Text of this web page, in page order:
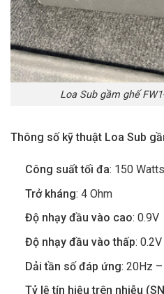
Loa Sub gầm ghế
Thông số kỹ thuật Loa Sub
Công suất tối đa: 150 Watts
Trở kháng: 4 Ohm
Độ nhạy đầu vào cao: 0.9V
Độ nhạy đầu vào thấp:
Dải tần số đáp ứng: 20Hz
Tỷ lệ tín hiệu trên nhiễu